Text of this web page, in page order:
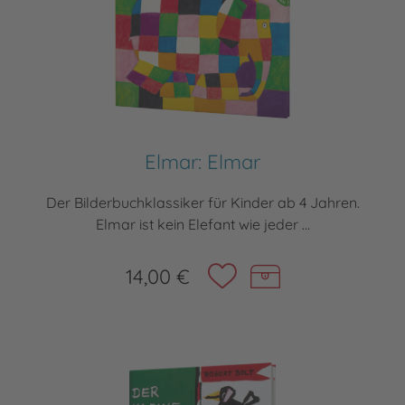
Elmar: Elmar
Der Bilderbuchklassiker für Kinder ab 4 Jahren.
Elmar ist kein Elefant wie jeder ...
14,00 €